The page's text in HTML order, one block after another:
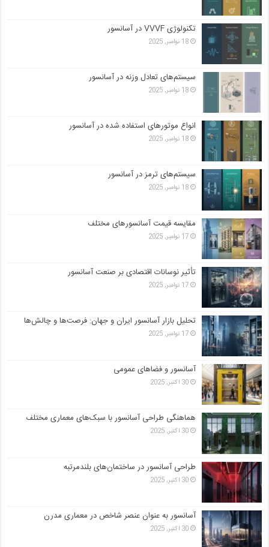
تکنولوژی VVVF در آسانسور
18 نوامبر, 2025
سیستم‌های تعادل وزنه در آسانسور
18 نوامبر, 2025
انواع موتورهای استفاده شده در آسانسور
18 نوامبر, 2025
سیستم‌های ترمز در آسانسور
18 نوامبر, 2025
مقایسه قیمت آسانسورهای مختلف
17 نوامبر, 2025
تأثیر نوسانات اقتصادی بر صنعت آسانسور
17 نوامبر, 2025
تحلیل بازار آسانسور ایران و جهان: فرصت‌ها و چالش‌ها
17 نوامبر, 2025
آسانسور و فضاهای عمومی
30 اکتبر, 2025
هماهنگی طراحی آسانسور با سبک‌های معماری مختلف
30 اکتبر, 2025
طراحی آسانسور در ساختمان‌های بلندمرتبه
30 اکتبر, 2025
آسانسور به عنوان عنصر شاخص در معماری مدرن
30 اکتبر, 2025